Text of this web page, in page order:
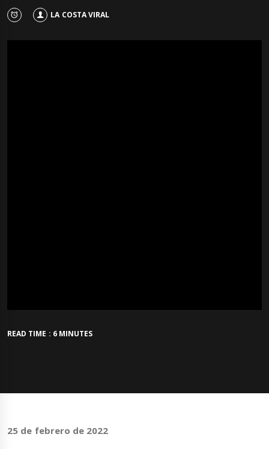
LA COSTA VIRAL
READ TIME : 6 MINUTES
25 de febrero de 2022